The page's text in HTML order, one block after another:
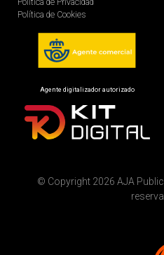
Política de Privacidad
Política de Cookies
Agente digitalizador autorizado
© Copyright 2026 AJA